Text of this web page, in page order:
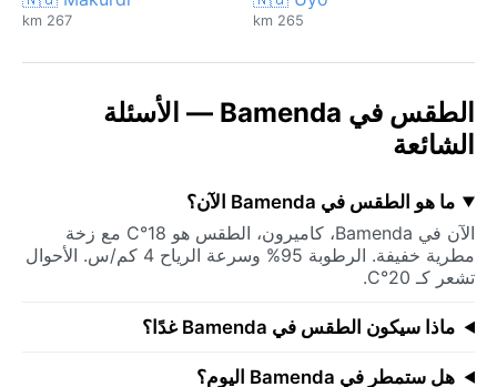
265 km
267 km
الطقس في Bamenda — الأسئلة
الشائعة
ما هو الطقس في Bamenda الآن؟
الآن في Bamenda، كاميرون، الطقس هو 18°C مع زخة
مطرية خفيفة. الرطوبة 95% وسرعة الرياح 4 كم/س. الأحوال
تشعر كـ 20°C.
ماذا سيكون الطقس في Bamenda غدًا؟
هل ستمطر في Bamenda اليوم؟